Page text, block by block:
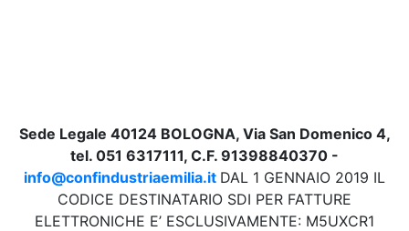
Sede Legale 40124 BOLOGNA, Via San Domenico 4,
tel. 051 6317111, C.F. 91398840370 -
info@confindustriaemilia.it DAL 1 GENNAIO 2019 IL
CODICE DESTINATARIO SDI PER FATTURE
ELETTRONICHE E’ ESCLUSIVAMENTE: M5UXCR1